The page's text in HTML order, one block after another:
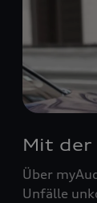
Mit der
Über
Unfälle